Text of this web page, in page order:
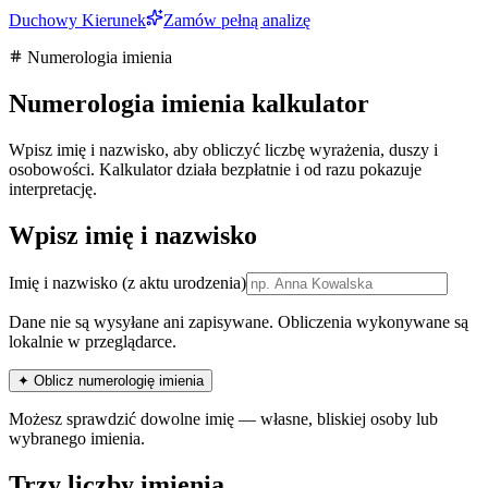
Duchowy Kierunek
Zamów pełną analizę
Numerologia imienia
Numerologia imienia kalkulator
Wpisz imię i nazwisko, aby obliczyć liczbę wyrażenia, duszy i
osobowości. Kalkulator działa bezpłatnie i od razu pokazuje
interpretację.
Wpisz imię i nazwisko
Imię i nazwisko (z aktu urodzenia)
Dane nie są wysyłane ani zapisywane. Obliczenia wykonywane są
lokalnie w przeglądarce.
✦ Oblicz numerologię imienia
Możesz sprawdzić dowolne imię — własne, bliskiej osoby lub
wybranego imienia.